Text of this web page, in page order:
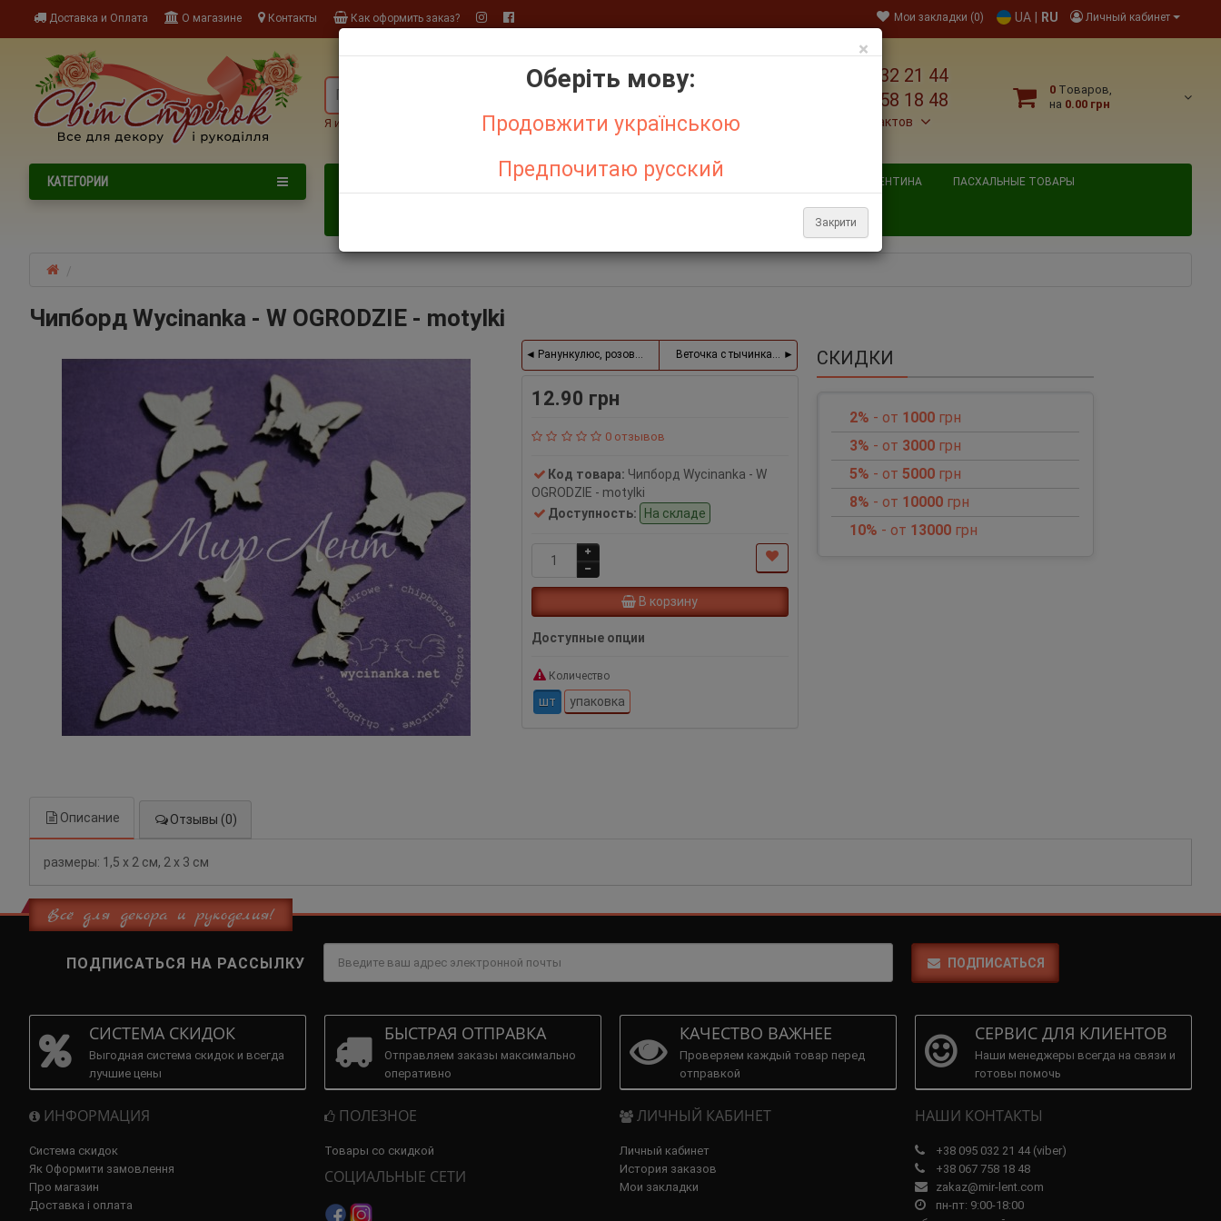
Доставка и Оплата О магазине Контакты Как оформить заказ? Личный кабинет
UA RU
Мои закладки (0)
+38 095 032 21 44
+38 067 758 18 48
Больше контактов
0 Tоваров,
на 0.00 грн
Я ищу, например,
ОТЗЫВЫ О МАГАЗИНЕ СИСТЕМА СКИДОК ДЕНЬ СВЯТОГО ВАЛЕНТИНА ПАСХАЛЬНЫЕ ТОВАРЫ
КАТЕГОРИИ
Чипборд Wycinanka - W OGRODZIE - motylki
×
Оберіть мову:
Продовжити українською
Предпочитаю русский
Закрити
Ранункулюс, розовый, пучек 6 шт.Веточка с тычинками, черная, пучок
12.90 грн
0 отзывов
Код товара: Чипборд Wycinanka - W
OGRODZIE - motylki
Доступность:
На складе
В корзину
Доступные опции
Количество
шт упаковка
СКИДКИ
2% - от 1000грн
3% - от 3000грн
5% - от 5000грн
8% - от 10000 грн
10% - от 13000грн
Описание Отзывы (0)
размеры: 1,5 х 2 см, 2 х 3 см
Всё для декора и рукоделия!
ПОДПИСАТЬСЯ НА РАССЫЛКУ ПОДПИСАТЬСЯ
СИСТЕМА СКИДОК
Выгодная система скидок и всегда
лучшие цены
БЫСТРАЯ ОТПРАВКА
Отправляем заказы максимально
оперативно
КАЧЕСТВО ВАЖНЕЕ
Проверяем каждый товар перед
отправкой
СЕРВИС ДЛЯ КЛИЕНТОВ
Наши менеджеры всегда на связи и
готовы помочь
ИНФОРМАЦИЯ
Система скидок
Як Оформити замовлення
Про магазин
Доставка і оплата
ПОЛЕЗНОЕ
Товары со скидкой
СОЦИАЛЬНЫЕ СЕТИ
ЛИЧНЫЙ КАБИНЕТ
Личный кабинет
История заказов
Мои закладки
НАШИ КОНТАКТЫ
+38 095 032 21 44 (viber)
+38 067 758 18 48
zakaz@mir-lent.com
пн-пт: 9:00-18:00